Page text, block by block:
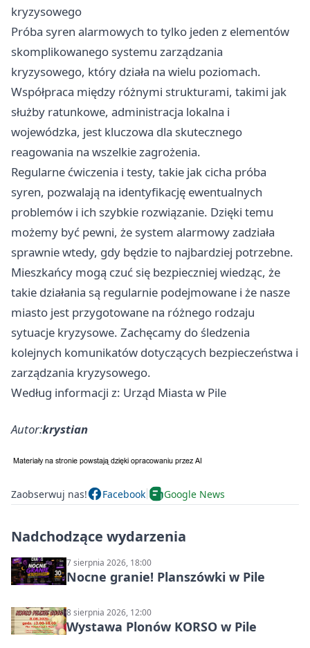
kryzysowego
Próba syren alarmowych to tylko jeden z elementów
skomplikowanego systemu zarządzania
kryzysowego, który działa na wielu poziomach.
Współpraca między różnymi strukturami, takimi jak
służby ratunkowe, administracja lokalna i
wojewódzka, jest kluczowa dla skutecznego
reagowania na wszelkie zagrożenia.
Regularne ćwiczenia i testy, takie jak cicha próba
syren, pozwalają na identyfikację ewentualnych
problemów i ich szybkie rozwiązanie. Dzięki temu
możemy być pewni, że system alarmowy zadziała
sprawnie wtedy, gdy będzie to najbardziej potrzebne.
Mieszkańcy mogą czuć się bezpieczniej wiedząc, że
takie działania są regularnie podejmowane i że nasze
miasto jest przygotowane na różnego rodzaju
sytuacje kryzysowe. Zachęcamy do śledzenia
kolejnych komunikatów dotyczących bezpieczeństwa i
zarządzania kryzysowego.
Według informacji z: Urząd Miasta w Pile
Autor:krystian
Zaobserwuj nas! Facebook Google News
Nadchodzące wydarzenia
7 sierpnia 2026, 18:00
Nocne granie! Planszówki w Pile
8 sierpnia 2026, 12:00
Wystawa Plonów KORSO w Pile